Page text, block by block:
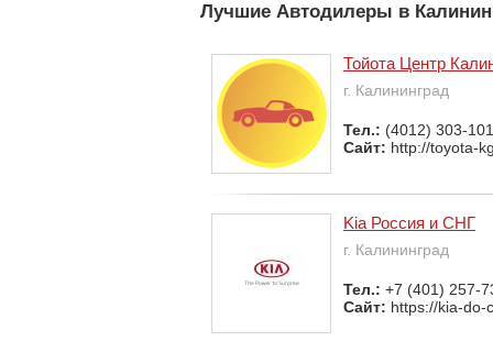
Лучшие Автодилеры в
Тойота Центр
г. Калининград
Тел.: (4012) 303-
Сайт: http://toyota-
Kia Россия и СНГ
г. Калининград
Тел.: +7 (401) 257-
Сайт: https://kia-do-